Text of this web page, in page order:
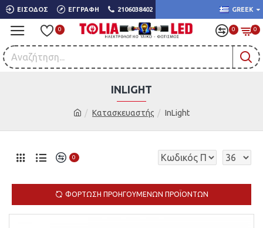
ΕΊΣΟΔΟΣ ΕΓΓΡΑΦΉ 2106038402 GREEK
0 0 0
Κατασκευαστής InLight
INLIGHT
0
ΦΌΡΤΩΣΗ ΠΡΟΗΓΟΎΜΕΝΩΝ ΠΡΟΪΌΝΤΩΝ